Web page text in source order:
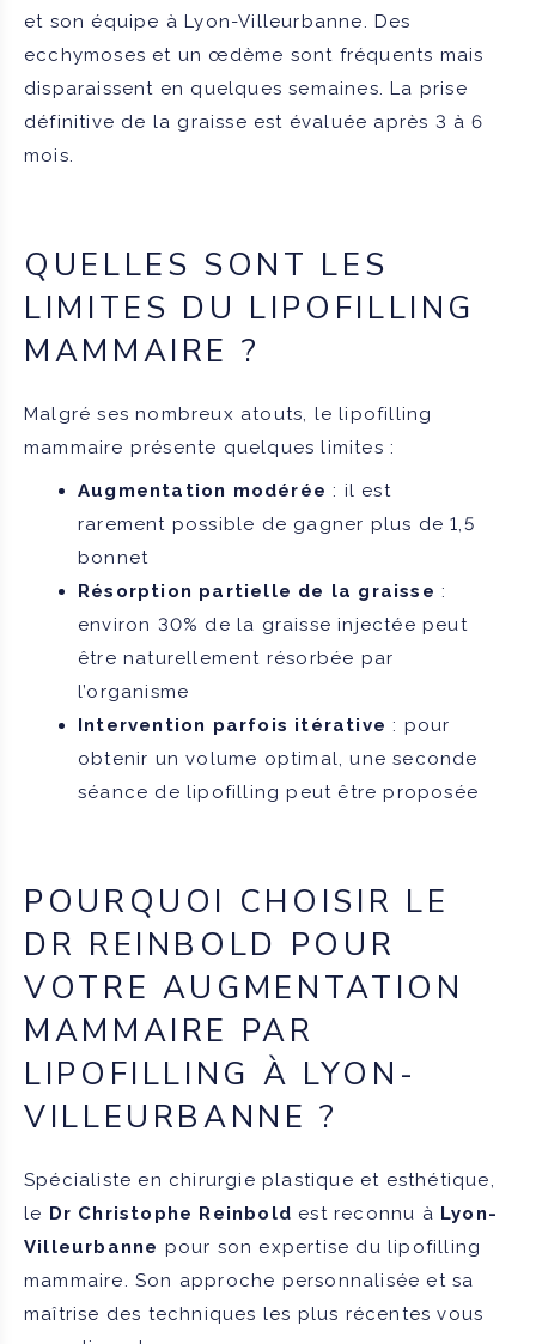
et son équipe à Lyon-Villeurbanne. Des
ecchymoses et un œdème sont fréquents mais
disparaissent en quelques semaines. La prise
définitive de la graisse est évaluée après 3 à 6
mois.
QUELLES SONT LES
LIMITES DU LIPOFILLING
MAMMAIRE ?
Malgré ses nombreux atouts, le lipofilling
mammaire présente quelques limites :
Augmentation modérée : il est
rarement possible de gagner plus de 1,5
bonnet
Résorption partielle de la graisse :
environ 30% de la graisse injectée peut
être naturellement résorbée par
l’organisme
Intervention parfois itérative : pour
obtenir un volume optimal, une seconde
séance de lipofilling peut être proposée
POURQUOI CHOISIR LE
DR REINBOLD POUR
VOTRE AUGMENTATION
MAMMAIRE PAR
LIPOFILLING À LYON-
VILLEURBANNE ?
Spécialiste en chirurgie plastique et esthétique,
le Dr Christophe Reinbold est reconnu à Lyon-
Villeurbanne pour son expertise du lipofilling
mammaire. Son approche personnalisée et sa
maîtrise des techniques les plus récentes vous